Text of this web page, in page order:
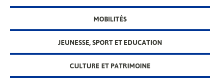
MOBILITÉS
JEUNESSE, SPORT ET EDUCATION
CULTURE ET PATRIMOINE